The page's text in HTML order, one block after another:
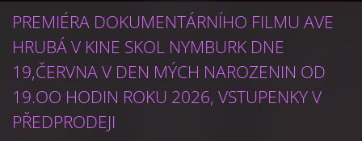
PREMIÉRA DOKUMENTÁRNÍHO FILMU AVE
HRUBÁ V KINE SKOL NYMBURK DNE
19,ČERVNA V DEN MÝCH NAROZENIN OD
19.OO HODIN ROKU 2026, VSTUPENKY V
PŘEDPRODEJI